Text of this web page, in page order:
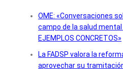
OME: «Conversaciones
campo de la salud mental
EJEMPLOS CONCRETOS»
La FADSP valora la
aprovechar su